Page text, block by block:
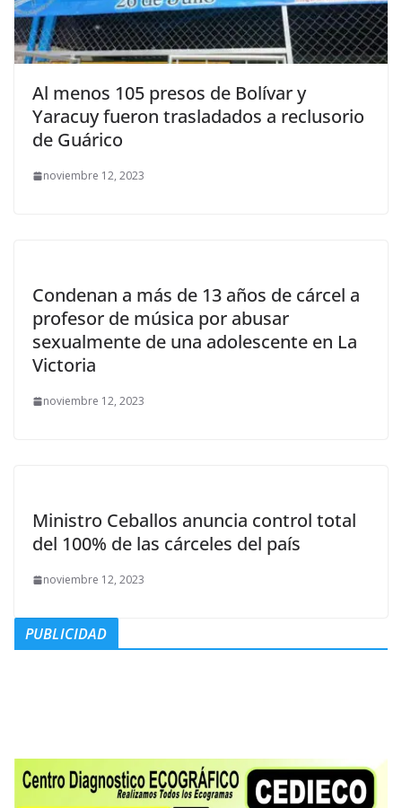
Al menos 105 presos de Bolívar y
Yaracuy fueron trasladados a reclusorio
de Guárico
noviembre 12, 2023
Condenan a más de 13 años de cárcel a
profesor de música por abusar
sexualmente de una adolescente en La
Victoria
noviembre 12, 2023
Ministro Ceballos anuncia control total
del 100% de las cárceles del país
noviembre 12, 2023
PUBLICIDAD